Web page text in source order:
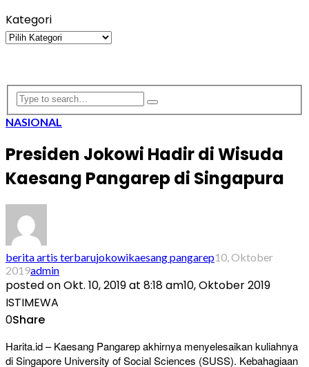
Kategori
Kategori
NASIONAL
Presiden Jokowi Hadir di Wisuda
Kaesang Pangarep di Singapura
berita artis terbarujokowikaesang pangarep10, Oktober
2019admin
posted onOkt. 10, 2019 at 8:18 am10, Oktober 2019
ISTIMEWA
0Share
Harita.id – Kaesang Pangarep akhirnya menyelesaikan kuliahnya
di Singapore University of Social Sciences (SUSS). Kebahagiaan